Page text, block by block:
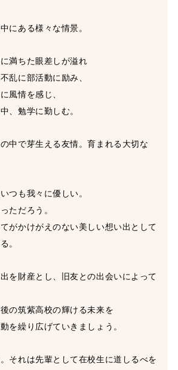
にある様々な情景。
満ちた眼差しが溢れ
乱に部活動に励み、
風情を感じ、
、勉学に勤しむ。
中で芽生える友情。育まれる大切な
つも我々に優しい。
ただろう。
がかけがえのない美しい想い出として
。
を財産とし、旧友との出会いによって
の筑紫高校の輝ける未来を
を繰り広げていきましょう。
それは先輩として在校生に道しるべを